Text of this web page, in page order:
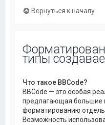
Вернуться к началу
типы
Что такое BBCode?
BBCode — это особая
предлагающая большие
форматированию
Возможность